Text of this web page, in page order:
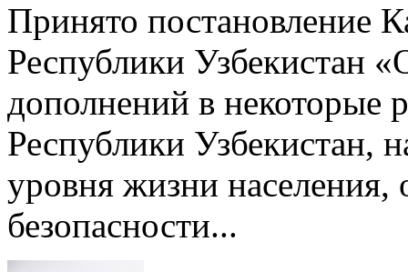
Принято постановление
Республики Узбекистан
дополнений в некоторые
Республики Узбекистан,
уровня жизни населения,
безопасности...